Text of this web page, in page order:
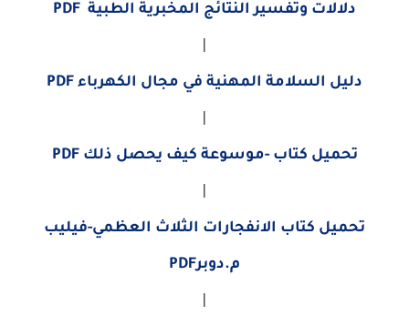
دلالات وتفسير النتائج المخبرية الطبية PDF
|
دليل السلامة المهنية في مجال الكهرباء PDF
|
تحميل كتاب -موسوعة كيف يحصل ذلك PDF
|
تحميل كتاب الانفجارات الثلاث العظمي-فيليب
م.دوبرPDF
|